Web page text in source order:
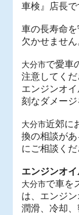
車検』店長で
車の長寿命
欠かせません
大分市で愛車
注意してくだ
エンジンオ
刻なダメージ
大分市近郊に
換の相談が
にご相談くだ
エンジンオ
大分市で車を
は、エンジ
潤滑、冷却